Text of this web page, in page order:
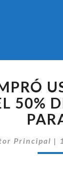
50%
Principal |